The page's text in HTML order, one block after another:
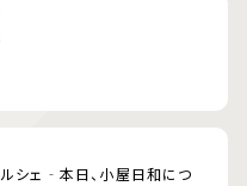
ルシェ‐本日、小屋日和につ